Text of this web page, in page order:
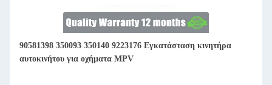
90581398 350093 350140 9223176 Εγκατάσταση κινητήρα
αυτοκινήτου για οχήματα MPV